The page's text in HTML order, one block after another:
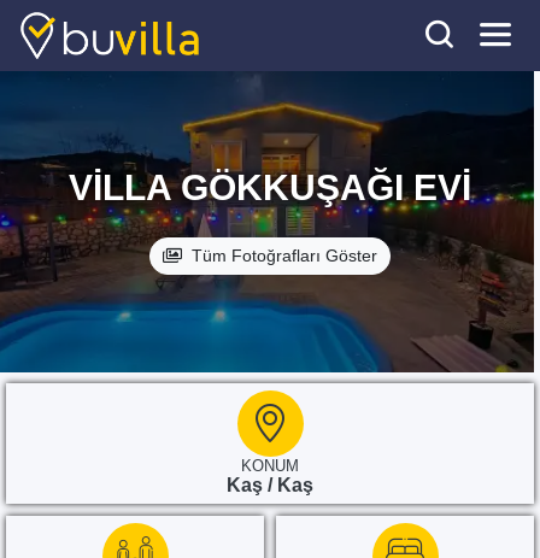
VILLA GÖKKUŞAĞI EVI
Tüm Fotoğrafları Göster
KONUM
Kaş / Kaş